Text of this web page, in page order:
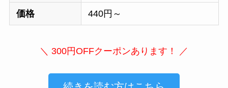
価格 440円～
＼ 300円OFFクーポンあります！ ／